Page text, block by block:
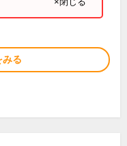
みる